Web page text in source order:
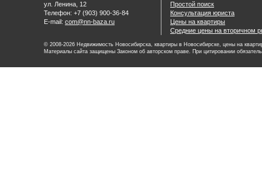
ул. Ленина, 12
Телефон: +7 (903) 900-36-84
E-mail: com@nn-baza.ru
Простой поиск
Консультация юриста
Цены на квартиры
Средние цены на вторичном
© 2008-2026 Недвижимость Новосибирска, квартиры в Новосибирске, цены на
Материалы сайта защищены Законом об авторском праве. При цитировании